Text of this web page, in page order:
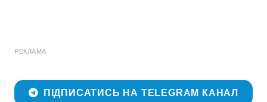
РЕКЛАМА
ПІДПИСАТИСЬ НА TELEGRAM КАНАЛ